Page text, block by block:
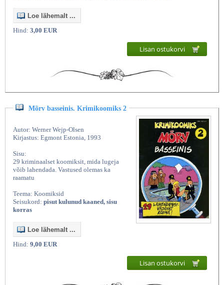
Loe lähemalt ...
Hind: 3,00 EUR
Lisan ostukorvi
Mõrv basseinis. Krimikoomiks 2
Autor: Werner Wejp-Olsen
Kirjastus: Egmont Estonia, 1993
Sisu:
29 kriminaalset koomiksit, mida lugeja
võib lahendada. Vastused olemas ka
raamatu
Teema: Koomiksid
Seisukord: pisut kulunud kaaned, sisu
korras
Loe lähemalt ...
Hind: 9,00 EUR
Lisan ostukorvi